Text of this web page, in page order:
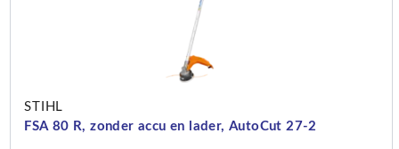
STIHL
FSA 80 R, zonder accu en lader, AutoCut 27-2